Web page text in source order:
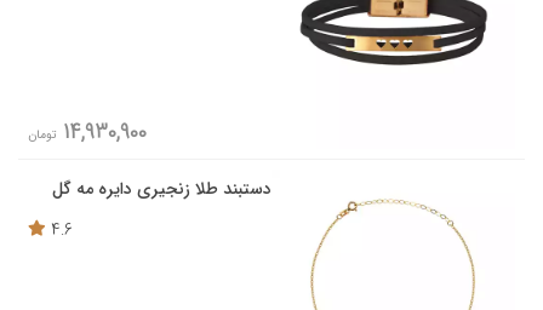
14,930,900 تومان
دستبند طلا زنجیری دایره مه گل
4.6